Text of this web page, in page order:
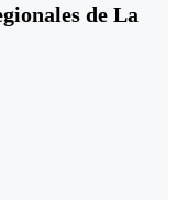
de La